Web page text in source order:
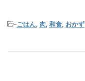
-ごはん, 肉, 和食, おかず